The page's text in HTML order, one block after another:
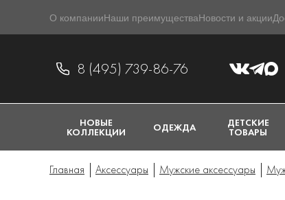
О компанииНаши преимуществаНовости и акции
8 (495) 739-86-76
НОВЫЕ
КОЛЛЕКЦИИ ОДЕЖДА ДЕТСКИЕ
ТОВАРЫ
Главная Аксессуары Мужские аксессуары